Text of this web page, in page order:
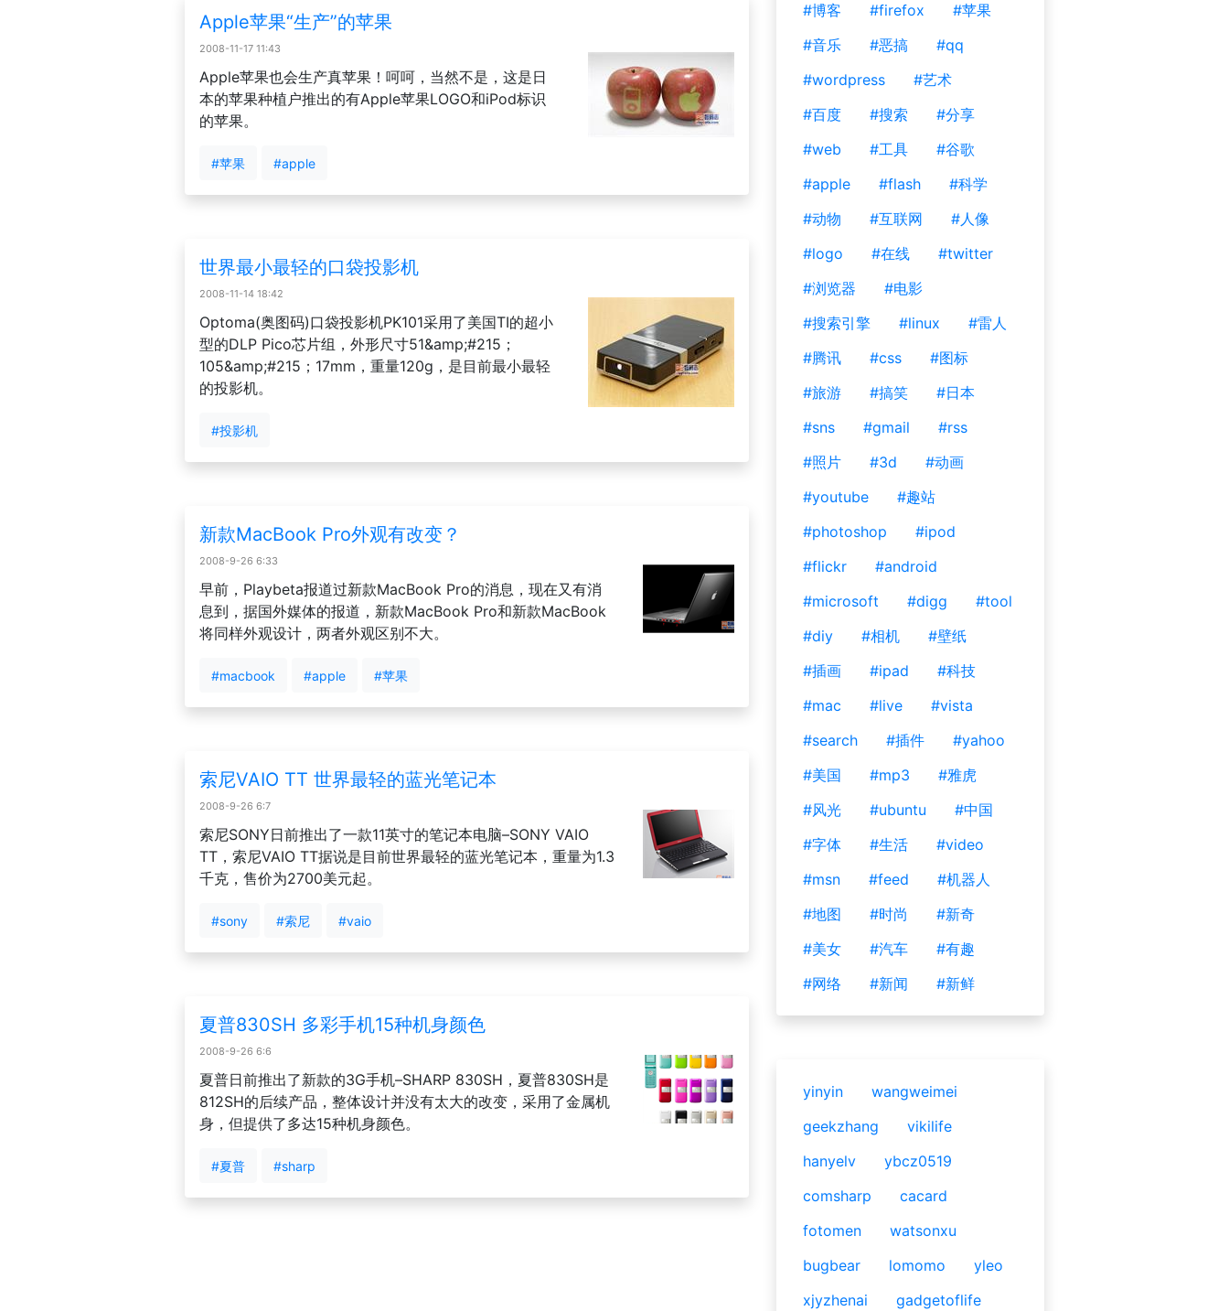
Apple苹果“生产”的苹果
2008-11-17 11:43
Apple苹果也会生产真苹果！呵呵，当然不是，这是日
本的苹果种植户推出的有Apple苹果LOGO和iPod标识
的苹果。
#苹果 #apple
世界最小最轻的口袋投影机
2008-11-14 18:42
Optoma(奥图码)口袋投影机PK101采用了美国TI的超小
型的DLP Pico芯片组，外形尺寸51&amp;#215；
105&amp;#215；17mm，重量120g，是目前最小最轻
的投影机。
#投影机
新款MacBook Pro外观有改变？
2008-9-26 6:33
早前，Playbeta报道过新款MacBook Pro的消息，现在又有消
息到，据国外媒体的报道，新款MacBook Pro和新款MacBook
将同样外观设计，两者外观区别不大。
#macbook #apple #苹果
索尼VAIO TT 世界最轻的蓝光笔记本
2008-9-26 6:7
索尼SONY日前推出了一款11英寸的笔记本电脑–SONY VAIO
TT，索尼VAIO TT据说是目前世界最轻的蓝光笔记本，重量为1.3
千克，售价为2700美元起。
#sony #索尼 #vaio
夏普830SH 多彩手机15种机身颜色
2008-9-26 6:6
夏普日前推出了新款的3G手机–SHARP 830SH，夏普830SH是
812SH的后续产品，整体设计并没有太大的改变，采用了金属机
身，但提供了多达15种机身颜色。
#夏普 #sharp
#博客
#firefox
#苹果
#音乐
#恶搞
#qq
#wordpress
#艺术
#百度
#搜索
#分享
#web
#工具
#谷歌
#apple
#flash
#科学
#动物
#互联网
#人像
#logo
#在线
#twitter
#浏览器
#电影
#搜索引擎
#linux
#雷人
#腾讯
#css
#图标
#旅游
#搞笑
#日本
#sns
#gmail
#rss
#照片
#3d
#动画
#youtube
#趣站
#photoshop
#ipod
#flickr
#android
#microsoft
#digg
#tool
#diy
#相机
#壁纸
#插画
#ipad
#科技
#mac
#live
#vista
#search
#插件
#yahoo
#美国
#mp3
#雅虎
#风光
#ubuntu
#中国
#字体
#生活
#video
#msn
#feed
#机器人
#地图
#时尚
#新奇
#美女
#汽车
#有趣
#网络
#新闻 #新鲜
yinyin
wangweimei
geekzhang
vikilife
hanyelv
ybcz0519
comsharp
cacard
fotomen
watsonxu
bugbear
lomomo
yleo
xjyzhenai
gadgetoflife